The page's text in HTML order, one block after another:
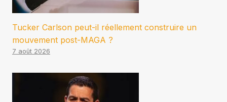
Tucker Carlson peut-il réellement construire un
mouvement post-MAGA ?
7 août 2026